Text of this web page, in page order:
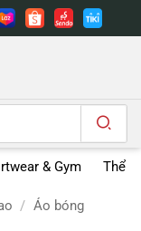
& Gym Thể
/ Áo bóng